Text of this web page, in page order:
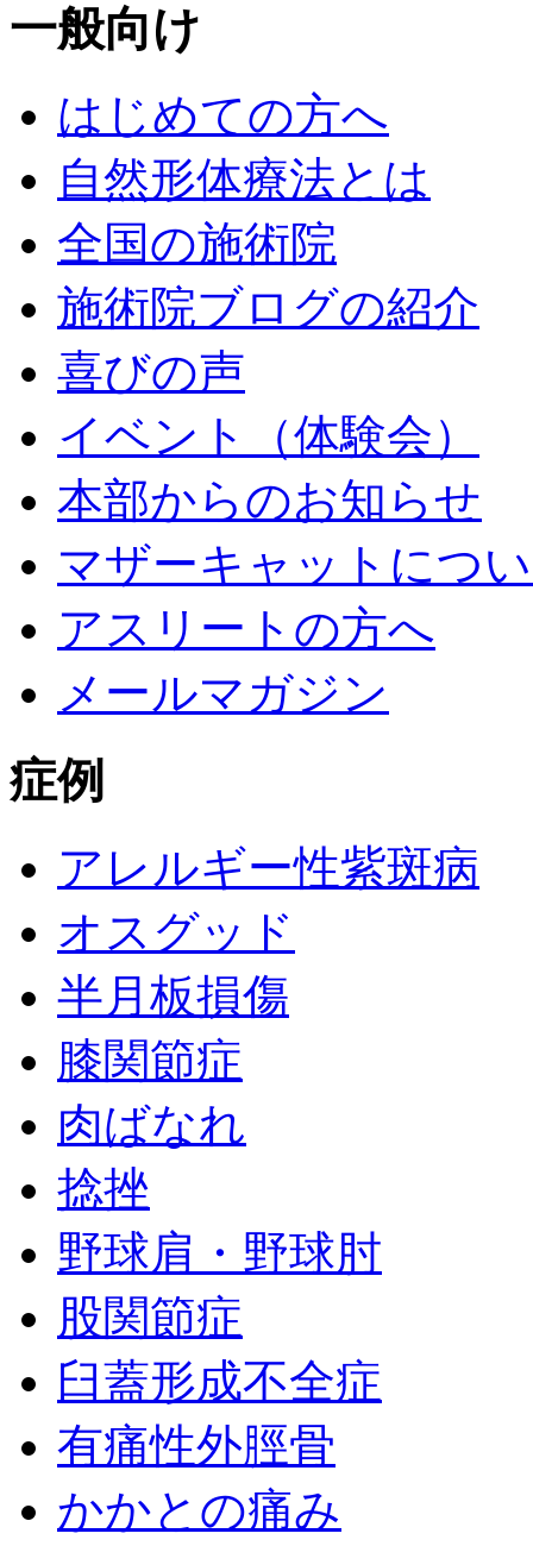
一般向け
はじめての方へ
自然形体療法とは
全国の施術院
施術院ブログの紹介
喜びの声
イベント（体験会）
本部からのお知らせ
マザーキャットにつ
アスリートの方へ
メールマガジン
症例
アレルギー性紫斑病
オスグッド
半月板損傷
膝関節症
肉ばなれ
捻挫
野球肩・野球肘
股関節症
臼蓋形成不全症
有痛性外脛骨
かかとの痛み